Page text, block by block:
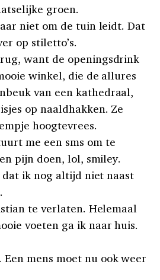
groen.
niet om de tuin leidt. Dat
op stiletto’s.
want de openingsdrink
winkel, die de allures
van een kathedraal,
op naaldhakken. Ze
hoogtevrees.
me een sms om te
pijn doen, lol, smiley.
ik nog altijd niet naast
te verlaten. Helemaal
voeten ga ik naar huis.
mens moet nu ook weer